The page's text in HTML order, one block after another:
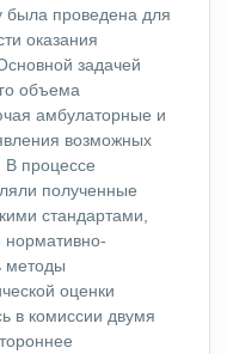
была проведена для
оказания
задачей
объема
амбулаторные и
возможных
В процессе
полученные
стандартами,
методы
оценки
в комиссии двумя